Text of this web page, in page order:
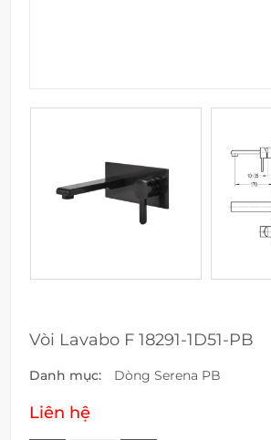
Vòi Lavabo F 18291-1D51-PB
Danh mục: Dòng Serena PB
Liên hệ